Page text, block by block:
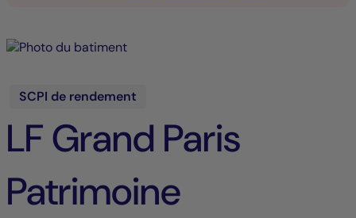
SCPI de rendement
LF Grand Paris
Patrimoine